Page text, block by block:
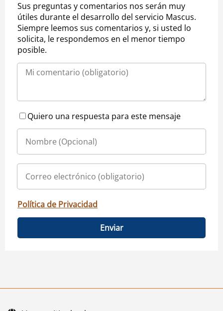
Sus preguntas y comentarios nos serán muy
útiles durante el desarrollo del servicio Mascus.
Siempre leemos sus comentarios y, si usted lo
solicita, le respondemos en el menor tiempo
posible.
Quiero una respuesta para este mensaje
Política de Privacidad
Enviar